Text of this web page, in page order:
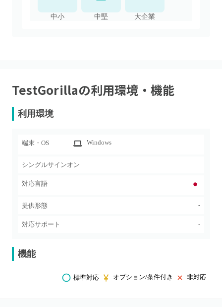
中小 中堅 大企業
TestGorillaの利用環境・機能
利用環境
端末・OS Windows
シングルサインオン
対応言語
提供形態 -
対応サポート -
機能
標準対応 オプション/条件付き 非対応